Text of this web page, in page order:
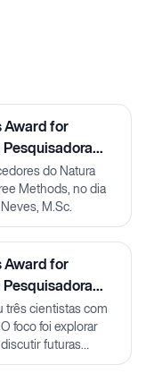
Award for
do Natura
Methods, no dia
M.Sc.
Award for
três cientistas com
foco foi explorar
futuras